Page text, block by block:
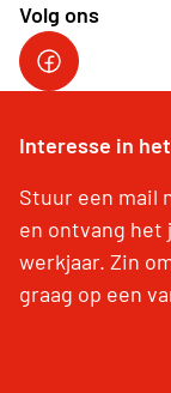
Volg ons
Facebook
Interesse in
Stuur een mail
en ontvang het
werkjaar. Zin
graag op een